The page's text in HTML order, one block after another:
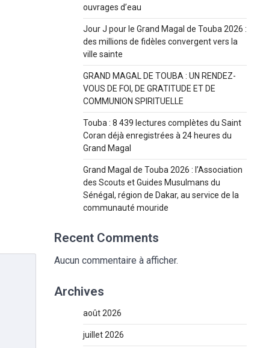
ouvrages d’eau
Jour J pour le Grand Magal de Touba 2026 :
des millions de fidèles convergent vers la
ville sainte
GRAND MAGAL DE TOUBA : UN RENDEZ-
VOUS DE FOI, DE GRATITUDE ET DE
COMMUNION SPIRITUELLE
Touba : 8 439 lectures complètes du Saint
Coran déjà enregistrées à 24 heures du
Grand Magal
Grand Magal de Touba 2026 : l’Association
des Scouts et Guides Musulmans du
Sénégal, région de Dakar, au service de la
communauté mouride
Recent Comments
Aucun commentaire à afficher.
Archives
août 2026
juillet 2026